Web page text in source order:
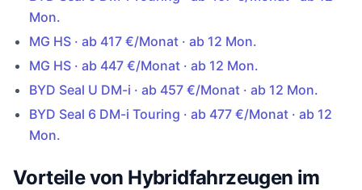
Mon.
MG HS · ab 417 €/Monat · ab 12 Mon.
MG HS · ab 447 €/Monat · ab 12 Mon.
BYD Seal U DM-i · ab 457 €/Monat · ab 12 Mon.
BYD Seal 6 DM-i Touring · ab 477 €/Monat · ab 12
Mon.
Vorteile von Hybridfahrzeugen im